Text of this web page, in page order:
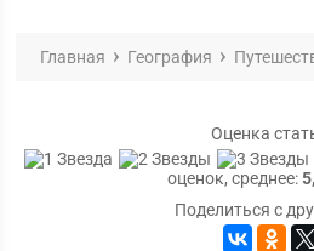
Главная География
Оценка
оценок, среднее:
Поделиться с